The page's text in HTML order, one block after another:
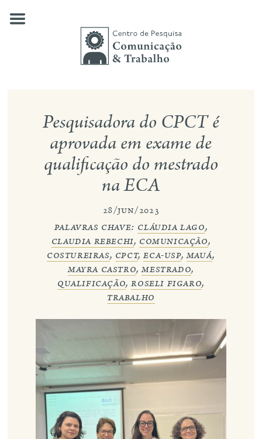
nossas pesquisas
publicações
notícias
eventos
contato
busca
eng
Pesquisadora do CPCT é
aprovada em exame de
qualificação do mestrado
na ECA
28/jun/2023
palavras chave: cláudia lago,
claudia rebechi, comunicação,
costureiras, cpct,eca-usp,mauá,
mayra castro,mestrado,
qualificação,roseli figaro,
trabalho